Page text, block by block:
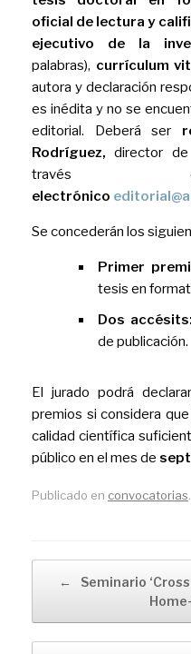
oficial de lectura y
ejecutivo de la
palabras), currículum
autora y declaración
es inédita y no se
editorial. Deberá ser
Rodríguez,director
través
electrónico
Se concederán los
Primer
tesis en
Dos accésits:
de publicación.
El jurado podrá
premios si considera
calidad científica
público en el mes de
Publicado en convocatorias
←
Seminario